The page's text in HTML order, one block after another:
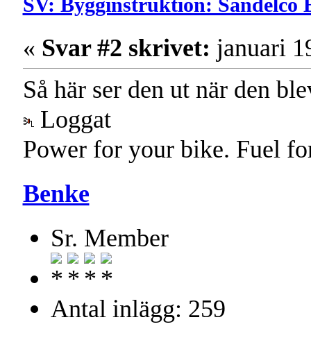
« Svar #2 skrivet: januari
Så här ser den ut när den
Loggat
Power for your bike. Fuel
Benke
Sr. Member
Antal inlägg: 259